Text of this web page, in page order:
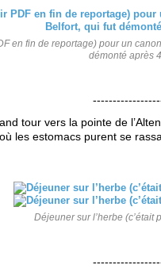
en fin de reportage) pour un
démonté après
tour vers la pointe de
les estomacs purent se
Déjeuner sur l’herbe (c’était